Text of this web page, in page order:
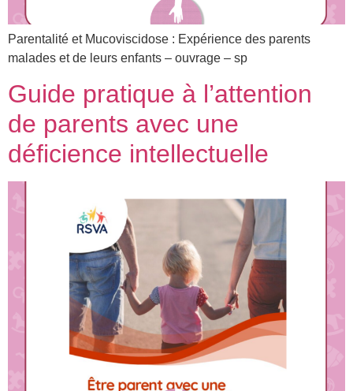
Parentalité et Mucoviscidose : Expérience des parents
malades et de leurs enfants – ouvrage – sp
Guide pratique à l’attention
de parents avec une
déficience intellectuelle